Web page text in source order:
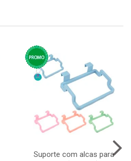
Suporte com alcas para